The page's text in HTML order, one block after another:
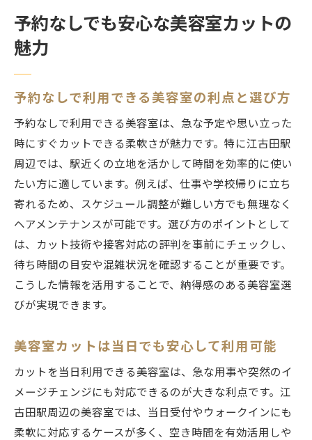
予約なしでも安心な美容室カットの
魅力
予約なしで利用できる美容室の利点と選び方
予約なしで利用できる美容室は、急な予定や思い立った
時にすぐカットできる柔軟さが魅力です。特に江古田駅
周辺では、駅近くの立地を活かして時間を効率的に使い
たい方に適しています。例えば、仕事や学校帰りに立ち
寄れるため、スケジュール調整が難しい方でも無理なく
ヘアメンテナンスが可能です。選び方のポイントとして
は、カット技術や接客対応の評判を事前にチェックし、
待ち時間の目安や混雑状況を確認することが重要です。
こうした情報を活用することで、納得感のある美容室選
びが実現できます。
美容室カットは当日でも安心して利用可能
カットを当日利用できる美容室は、急な用事や突然のイ
メージチェンジにも対応できるのが大きな利点です。江
古田駅周辺の美容室では、当日受付やウォークインにも
柔軟に対応するケースが多く、空き時間を有効活用しや